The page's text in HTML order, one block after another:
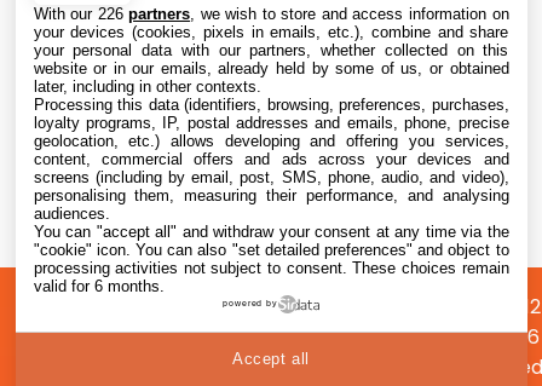
Abode lance deux nouveaux capteurs
compatibles Apple Home pour sécuriser
garages et portails
6 Aug. 2026 • 9:45
propos
Préférences
cookies
Confidentialité
©
2026
With our 226partners , we wish to store and access information on
your devices (cookies, pixels in emails, etc.), combine and share
your personal data with our partners, whether collected on this
website or in our emails, already held by some of us, or obtained
later, including in other contexts.
Processing this data (identifiers, browsing, preferences, purchases,
loyalty programs, IP, postal addresses and emails, phone, precise
geolocation, etc.) allows developing and offering you services,
content, commercial offers and ads across your devices and
screens (including by email, post, SMS, phone, audio, and video),
personalising them, measuring their performance, and analysing
audiences.
You can "accept all" and withdraw your consent at any time via the
"cookie" icon. You can also "set detailed preferences" and object to
processing activities not subject to consent. These choices remain
valid for 6 months.
powered by
Accept all